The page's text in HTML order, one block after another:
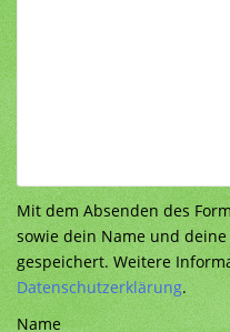
Mit dem Absenden des
sowie dein Name und
gespeichert. Weitere
Datenschutzerklärung.
Name